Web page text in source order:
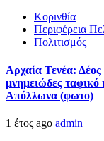
Κορινθία
Περιφέρεια
Πολιτισμός
Αρχαία Τενέα:
μνημειώδες ταφικό
Απόλλωνα (φωτο)
1 έτος ago admin